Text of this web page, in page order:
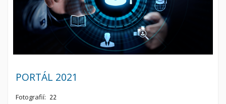
PORTÁL 2021
Fotografií: 22